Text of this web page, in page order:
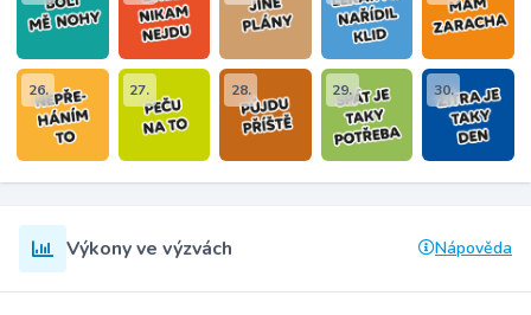
26. 27. 28. 29. 30.
Výkony ve výzvách Nápověda